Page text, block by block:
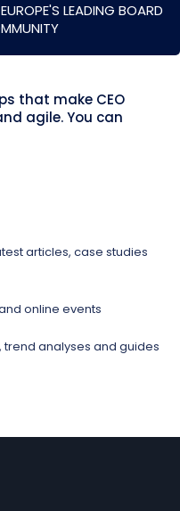
LEADING BOARD
that make CEO
agile. You can
articles, case studies
online events
analyses and guides